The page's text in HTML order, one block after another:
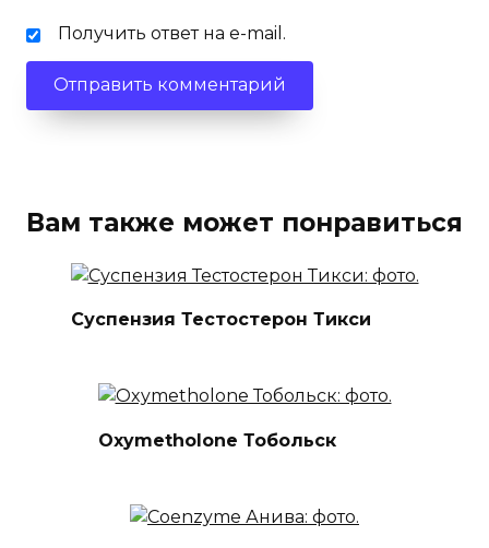
Получить ответ на e-mail.
Вам также может понравиться
Суспензия Тестостерон Тикси
Oxymetholone Тобольск